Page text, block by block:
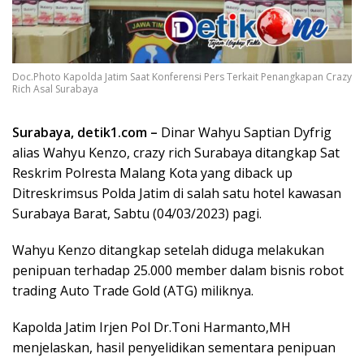
Doc.Photo Kapolda Jatim Saat Konferensi Pers Terkait Penangkapan Crazy
Rich Asal Surabaya
Surabaya, detik1.com – Dinar Wahyu Saptian Dyfrig
alias Wahyu Kenzo, crazy rich Surabaya ditangkap Sat
Reskrim Polresta Malang Kota yang diback up
Ditreskrimsus Polda Jatim di salah satu hotel kawasan
Surabaya Barat, Sabtu (04/03/2023) pagi.
Wahyu Kenzo ditangkap setelah diduga melakukan
penipuan terhadap 25.000 member dalam bisnis robot
trading Auto Trade Gold (ATG) miliknya.
Kapolda Jatim Irjen Pol Dr.Toni Harmanto,MH
menjelaskan, hasil penyelidikan sementara penipuan